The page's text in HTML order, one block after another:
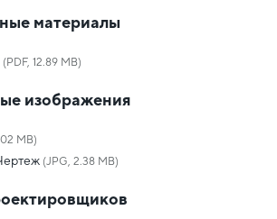
материалы
(PDF, 12.89 MB)
изображения
MB)
(JPG, 2.38 MB)